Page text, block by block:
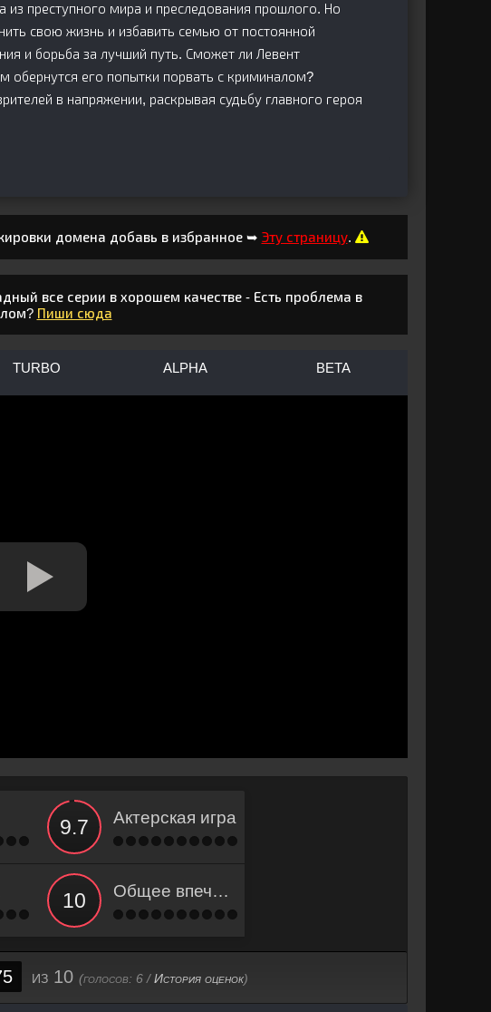
преступного мира и преследования прошлого. Но
свою жизнь и избавить семью от постоянной
и борьба за лучший путь. Сможет ли Левент
обернутся его попытки порвать с криминалом?
в напряжении, раскрывая судьбу главного героя
домена добавь в избранное ➥ Эту страницу.
все серии в хорошем качестве - Есть проблема в
Пиши сюда
TURBO ALPHA BETA
Актерская игра
Общее впечатление
из 10 (голосов: 6 /История оценок)